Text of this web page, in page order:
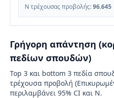
N τρέχουσας προβολής:96.645
Γρήγορη απάντηση
πεδίων σπουδών)
Top 3 και bottom 3 πεδία
τρέχουσα προβολή
περιλαμβάνει 95% CI και N.